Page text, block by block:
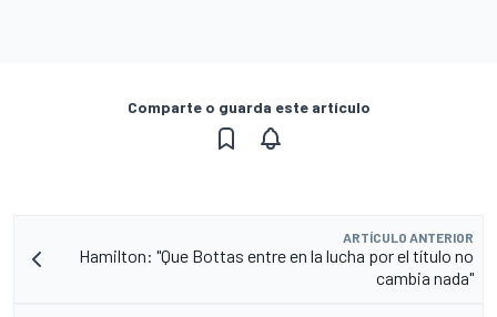
Comparte o guarda este artículo
ARTÍCULO ANTERIOR
Hamilton: "Que Bottas entre en la lucha por el título no
cambia nada"